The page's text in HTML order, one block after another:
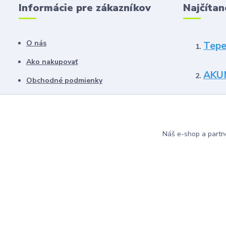
Informácie pre zákazníkov
O nás
Ako nakupovať
Obchodné podmienky
Náš e-shop a